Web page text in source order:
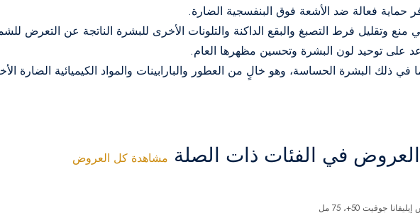
فعالة ضد الأشعة فوق البنفسجية الضارة.
وتقليل فرط التصبغ والبقع الداكنة والتلونات الأخرى للبشرة الناتجة عن التعرض
على توحيد لون البشرة وتحسين مظهرها العام.
في ذلك البشرة الحساسة، وهو خالٍ من العطور والبارابينات والمواد الكيميائية الضارة
في الفئات ذات الصلة مشاهدة كل العروض